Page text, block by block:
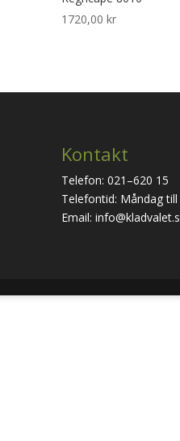
1720,00 kr
Kontakt
Telefon: 021–620 15
Telefontid: Måndag
Email: